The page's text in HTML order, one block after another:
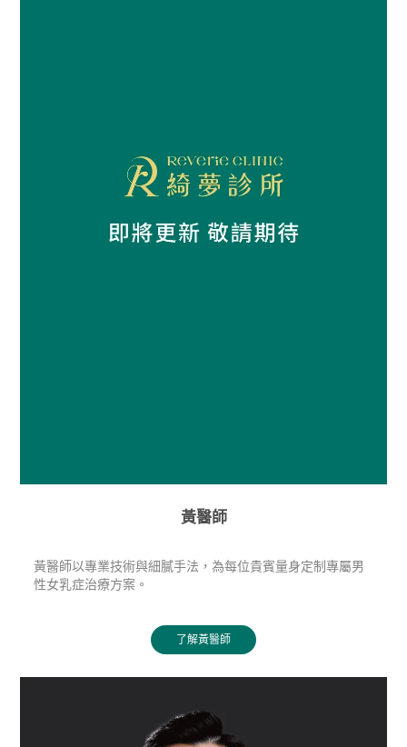
黃醫師
黃醫師以專業技術與細膩手法，為每位貴賓量身定制專屬男
性女乳症治療方案。
了解黃醫師